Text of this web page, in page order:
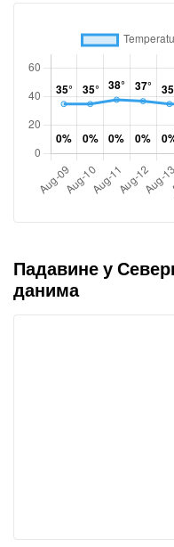
Падавине у
данима